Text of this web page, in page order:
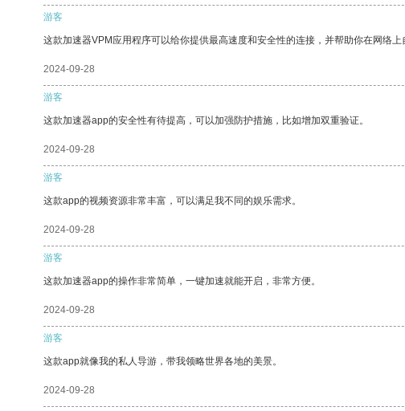
游客
这款加速器VPM应用程序可以给你提供最高速度和安全性的连接，并帮助你在网络上
2024-09-28
游客
这款加速器app的安全性有待提高，可以加强防护措施，比如增加双重验证。
2024-09-28
游客
这款app的视频资源非常丰富，可以满足我不同的娱乐需求。
2024-09-28
游客
这款加速器app的操作非常简单，一键加速就能开启，非常方便。
2024-09-28
游客
这款app就像我的私人导游，带我领略世界各地的美景。
2024-09-28